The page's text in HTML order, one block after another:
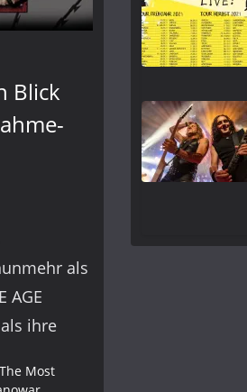
Blick
als
AGE
ihre
Most